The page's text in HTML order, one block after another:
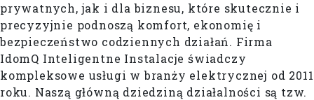
prywatnych, jak i dla biznesu, które skutecznie i
precyzyjnie podnoszą komfort, ekonomię i
bezpieczeństwo codziennych działań. Firma
IdomQ Inteligentne Instalacje świadczy
kompleksowe usługi w branży elektrycznej od 2011
roku. Naszą główną dziedziną działalności są tzw.